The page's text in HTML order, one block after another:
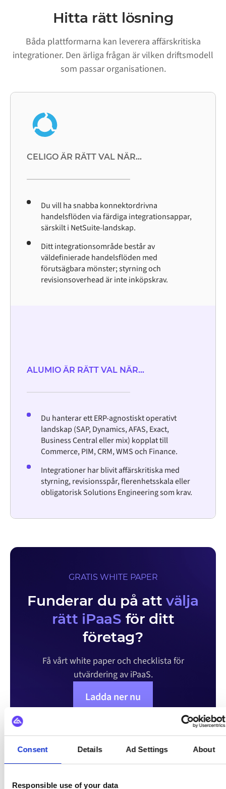
Consent Details Ad Settings About
Responsible use of your data
Hitta rätt lösning
Båda plattformarna kan leverera affärskritiska
integrationer. Den ärliga frågan är vilken driftsmodell
som passar organisationen.
CELIGO ÄR RÄTT VAL NÄR...
Du vill ha snabba konnektordrivna
handelsflöden via färdiga integrationsappar,
särskilt i NetSuite-landskap.
Ditt integrationsområde består av
väldefinierade handelsflöden med
förutsägbara mönster; styrning och
revisionsoverhead är inte inköpskrav.
ALUMIO ÄR RÄTT VAL NÄR...
Du hanterar ett ERP-agnostiskt operativt
landskap (SAP, Dynamics, AFAS, Exact,
Business Central eller mix) kopplat till
Commerce, PIM, CRM, WMS och Finance.
Integrationer har blivit affärskritiska med
styrning, revisionsspår, flerenhetsskala eller
obligatorisk Solutions Engineering som krav.
GRATIS WHITE PAPER
Funderar du på attvälja
rätt iPaaS för ditt
företag?
Få vårt white paper och checklista för
utvärdering av iPaaS.
Ladda ner nu
KUNDBERÄTTELSER